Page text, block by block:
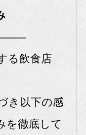
る飲食店
き以下の感
を徹底して